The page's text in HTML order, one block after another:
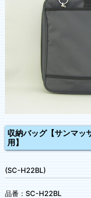
収納バッグ【サンマッ
用】
(SC-H22BL)
品番：SC-H22BL